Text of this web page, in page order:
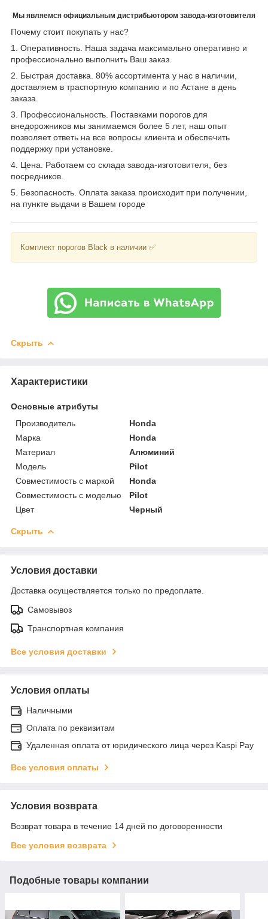
Мы являемся официальным дистрибьютором завода-изготовителя
Почему стоит покупать у нас?
1. Оперативность. Наша задача максимально оперативно и
профессионально выполнить Ваш заказ.
2. Быстрая доставка. 80% ассортимента у нас в наличии,
доставляем в траспортную компанию и по Астане в день
заказа.
3. Профессиональность. Поставками порогов для
внедорожников мы занимаемся более 5 лет, наш опыт
позволяет ответь на все вопросы клиента и обеспечить
поддержку при установке.
4. Цена. Работаем со склада завода-изготовителя, без
посредников.
5. Безопасность. Оплата заказа происходит при получении,
на пункте выдачи в Вашем городе
Комплект порогов Black в наличии ✅
Скрыть
Характеристики
Основные атрибуты
Производитель
Honda
Марка
Honda
Материал
Алюминий
Модель
Pilot
Совместимость с маркой
Honda
Совместимость с моделью
Pilot
Цвет
Черный
Скрыть
Условия доставки
Доставка осуществляется только по предоплате.
Самовывоз
Транспортная компания
Все условия доставки
Условия оплаты
Наличными
Оплата по реквизитам
Удаленная оплата от юридического лица через Kaspi Pay
Все условия оплаты
Условия возврата
Возврат товара в течение 14 дней по договоренности
Все условия возврата
Подобные товары компании